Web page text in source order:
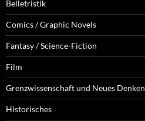
Belletristik
Comics / Graphic Novels
Fantasy / Science-Fiction
Film
Grenzwissenschaft und Neues Denken
Historisches